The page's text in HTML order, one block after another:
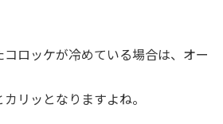
ロッケが冷めている場合は、オー
リッとなりますよね。